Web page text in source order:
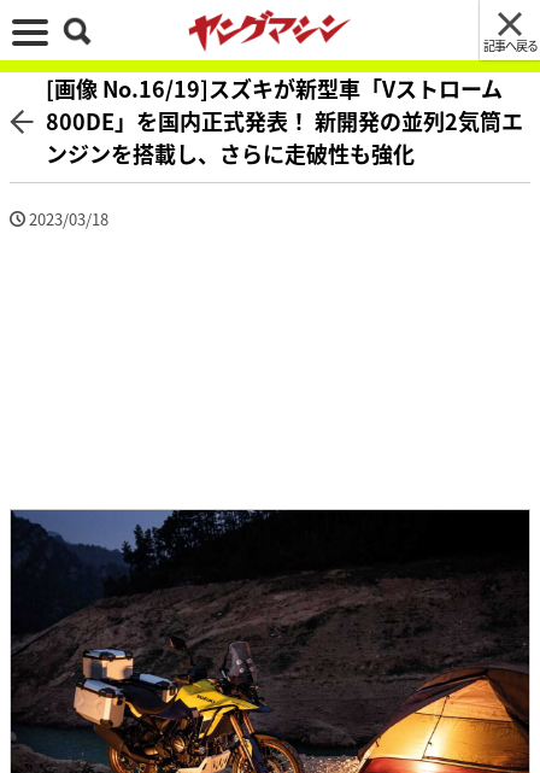
記事へ戻る
[画像 No.16/19]スズキが新型車「Vストローム
800DE」を国内正式発表！ 新開発の並列2気筒エ
ンジンを搭載し、さらに走破性も強化
2023/03/18